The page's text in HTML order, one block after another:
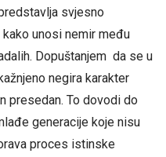
svjesno
unosi nemir među
Dopuštanjem da se u
negira karakter
presedan. To dovodi do
generacije koje nisu
proces istinske